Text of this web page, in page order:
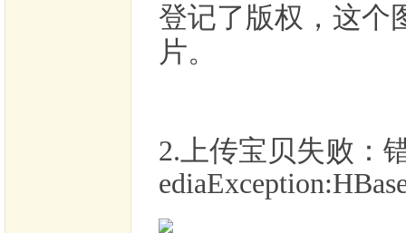
登记了版权，这个
片。
2.上传宝贝失败：